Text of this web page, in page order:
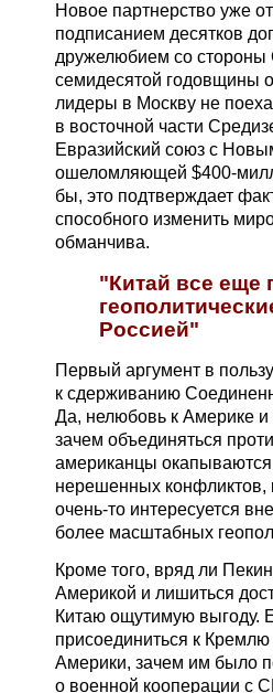
Новое партнерство уже
подписанием десятков
дружелюбием со
семидесятой годовщины
лидеры в Москву не
в восточной части
Евразийский союз с
ошеломляющей $400-
бы, это подтверждает
способного изменить
обманчива.
"Китай все еще
Россией"
Первый аргумент в
к сдерживанию
Да, нелюбовь к Америке и
зачем объединяться
американцы
нерешенных конфликтов,
очень-то интересуется
более масштабных
Кроме того, вряд ли
Америкой и лишиться
Китаю ощутимую выгоду.
присоединиться к
Америки, зачем им было
о военной кооперации с